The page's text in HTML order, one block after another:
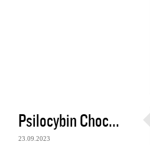
Psilocybin Choc...
23.09.2023